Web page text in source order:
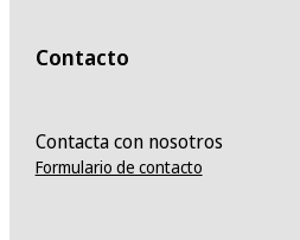
Contacto
Contacta con nosotros
Formulario de contacto